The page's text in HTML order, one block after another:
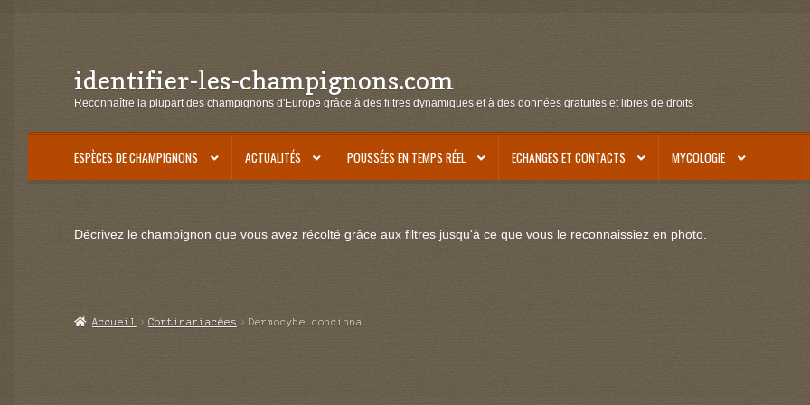
Aller
à
navigation
Aller
au
identifier-les-champignons.com
Reconnaître la plupart des champignons d'Europe grâce à des filtres dynamiques et à des données gratuites et libres de droits
ESPÈCES DE CHAMPIGNONS ACTUALITÉS POUSSÉES EN TEMPS RÉEL ECHANGES ET CONTACTS MYCOLOGIE
Décrivez le champignon que vous avez récolté grâce aux filtres jusqu'à ce que vous le reconnaissiez en photo.
Accueil Cortinariacées Dermocybe concinna